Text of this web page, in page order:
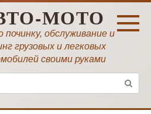
МОТО
починку, обслуживание и
грузовых и легковых
своими руками